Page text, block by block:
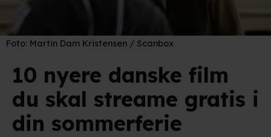
Foto: Martin Dam Kristensen / Scanbox
10 nyere danske film
du skal streame gratis i
din sommerferie